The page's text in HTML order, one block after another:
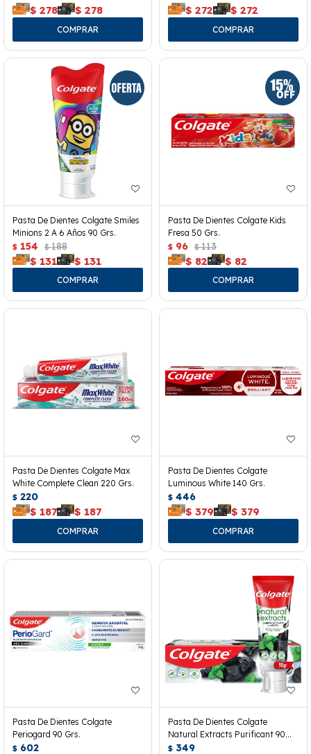
$ 278 $ 278 $ 272 $ 272
Pasta De Dientes Colgate Smiles
Minions 2 A 6 Años 90 Grs.
$ 154 $ 188
$ 131 $ 131
Pasta De Dientes Colgate Kids
Fresa 50 Grs.
$ 96 $ 113
$ 82 $ 82
Pasta De Dientes Colgate Max
White Complete Clean 220 Grs.
$ 220
$ 187 $ 187
Pasta De Dientes Colgate
Luminous White 140 Grs.
$ 446
$ 379 $ 379
Pasta De Dientes Colgate
Periogard 90 Grs.
$ 602
Pasta De Dientes Colgate
Natural Extracts Purificant 90
Grs.
$ 349